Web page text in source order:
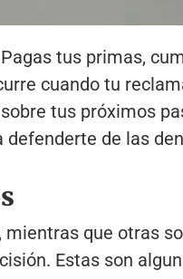
tus primas,
cuando tu
tus próximos
de las
mientras que otras
Estas son